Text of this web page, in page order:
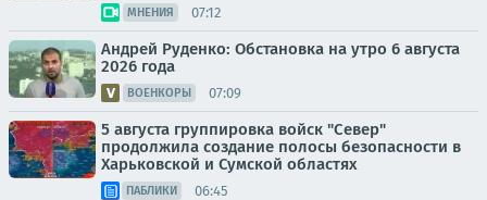
МНЕНИЯ 07:12
Андрей Руденко: Обстановка на утро 6 августа
2026 года
ВОЕНКОРЫ 07:09
5 августа группировка войск "Север"
продолжила создание полосы безопасности в
Харьковской и Сумской областях
ПАБЛИКИ 06:45